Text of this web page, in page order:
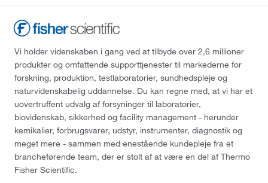
Vi holder videnskaben i gang ved at tilbyde over 2,6 millioner
produkter og omfattende supporttjenester til markederne for
forskning, produktion, testlaboratorier, sundhedspleje og
naturvidenskabelig uddannelse. Du kan regne med, at vi har et
uovertruffent udvalg af forsyninger til laboratorier,
biovidenskab, sikkerhed og facility management - herunder
kemikalier, forbrugsvarer, udstyr, instrumenter, diagnostik og
meget mere - sammen med enestående kundepleje fra et
brancheførende team, der er stolt af at være en del af Thermo
Fisher Scientific.